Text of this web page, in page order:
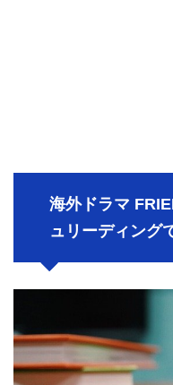
海外ドラマ
ュリーディング